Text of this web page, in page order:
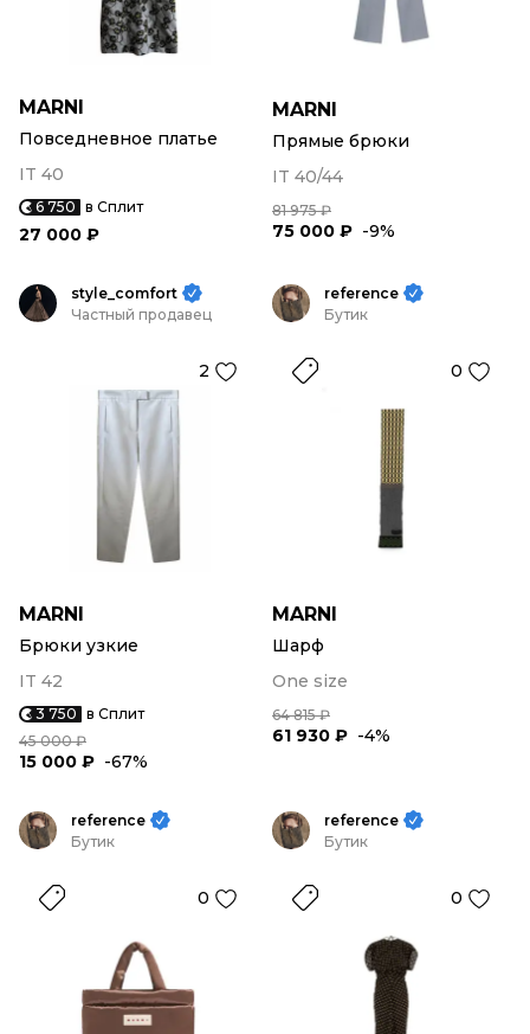
MARNI
Повседневное платье
IT 40
6 750 в Сплит
27 000 ₽
MARNI
Прямые брюки
IT 40/44
81 975 ₽
75 000 ₽ -9%
style_comfort
Частный продавец
2
MARNI
Брюки узкие
IT 42
3 750 в Сплит
45 000 ₽
15 000 ₽ -67%
reference
Бутик
0
MARNI
Шарф
One size
64 815 ₽
61 930 ₽ -4%
reference
Бутик
0
reference
Бутик
0